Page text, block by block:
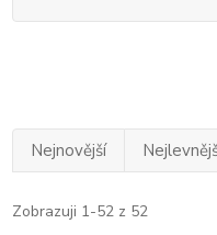
Nejnovější
Zobrazuji 1-52 z 52